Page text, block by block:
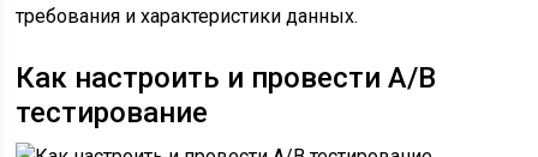
требования и характеристики данных.
Как настроить и провести A/B
тестирование